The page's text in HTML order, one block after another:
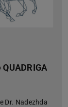
Dr. Nadezhda